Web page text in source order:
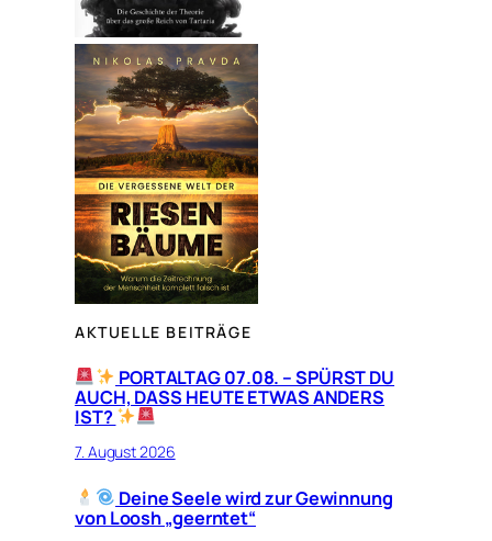
AKTUELLE BEITRÄGE
PORTALTAG 07.08. – SPÜRST DU
AUCH, DASS HEUTE ETWAS ANDERS
IST?
7. August 2026
Deine Seele wird zur Gewinnung
von Loosh „geerntet“